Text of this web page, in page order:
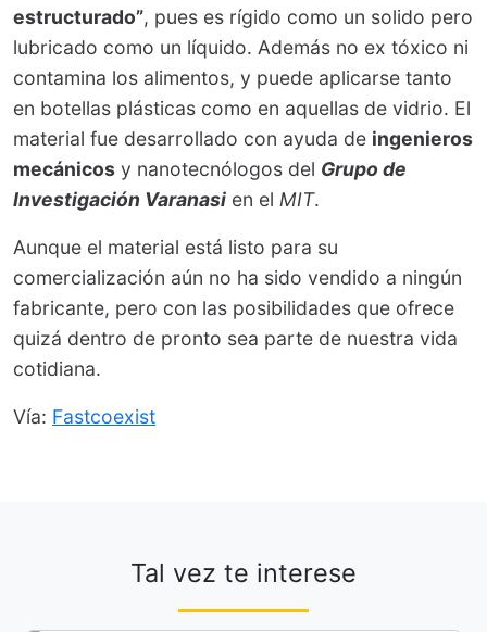
estructurado”, pues es rígido como un solido pero
lubricado como un líquido. Además no ex tóxico ni
contamina los alimentos, y puede aplicarse tanto
en botellas plásticas como en aquellas de vidrio. El
material fue desarrollado con ayuda de ingenieros
mecánicos y nanotecnólogos del Grupo de
Investigación Varanasi en el MIT.
Aunque el material está listo para su
comercialización aún no ha sido vendido a ningún
fabricante, pero con las posibilidades que ofrece
quizá dentro de pronto sea parte de nuestra vida
cotidiana.
Vía: Fastcoexist
Tal vez te interese